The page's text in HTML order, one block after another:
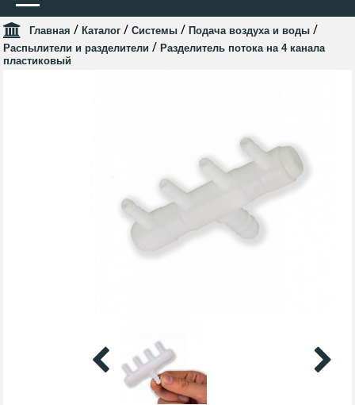
Главная / Каталог / Системы / Подача воздуха и воды /
Распылители и разделители / Разделитель потока на 4 канала
пластиковый